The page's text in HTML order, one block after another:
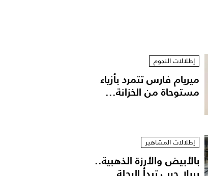
إطلالات النجوم
ميريام فارس تتمرد بأزياء
مستوحاة من الخزانة...
إطلالات المشاهير
بالأبيض والأرزة الذهبية..